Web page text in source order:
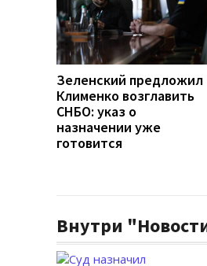
Зеленский предложил
Клименко возглавить
СНБО: указ о
назначении уже
готовится
Внутри